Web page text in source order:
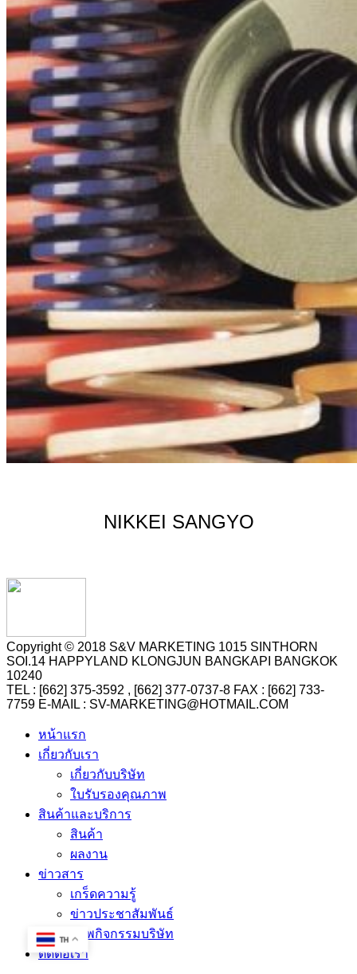
NIKKEI SANGYO
Copyright © 2018 S&V MARKETING 1015 SINTHORN
SOI.14 HAPPYLAND KLONGJUN BANGKAPI BANGKOK
10240
TEL : [662] 375-3592 , [662] 377-0737-8 FAX : [662] 733-
7759 E-MAIL : SV-MARKETING@HOTMAIL.COM
หน้าแรก
เกี่ยวกับเรา
เกี่ยวกับบริษัท
ใบรับรองคุณภาพ
สินค้าและบริการ
สินค้า
ผลงาน
ข่าวสาร
เกร็ดความรู้
ข่าวประชาสัมพันธ์
ภาพกิจกรรมบริษัท
ติดต่อเรา
TH